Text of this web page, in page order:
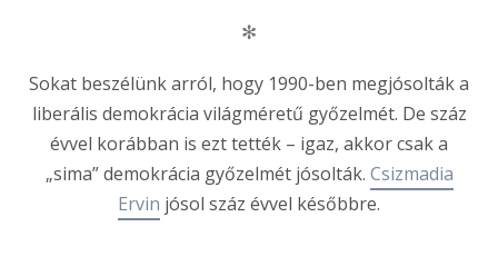
✻
Sokat beszélünk arról, hogy 1990-ben megjósolták a
liberális demokrácia világméretű győzelmét. De száz
évvel korábban is ezt tették – igaz, akkor csak a
„sima” demokrácia győzelmét jósolták. Csizmadia
Ervin jósol száz évvel későbbre.